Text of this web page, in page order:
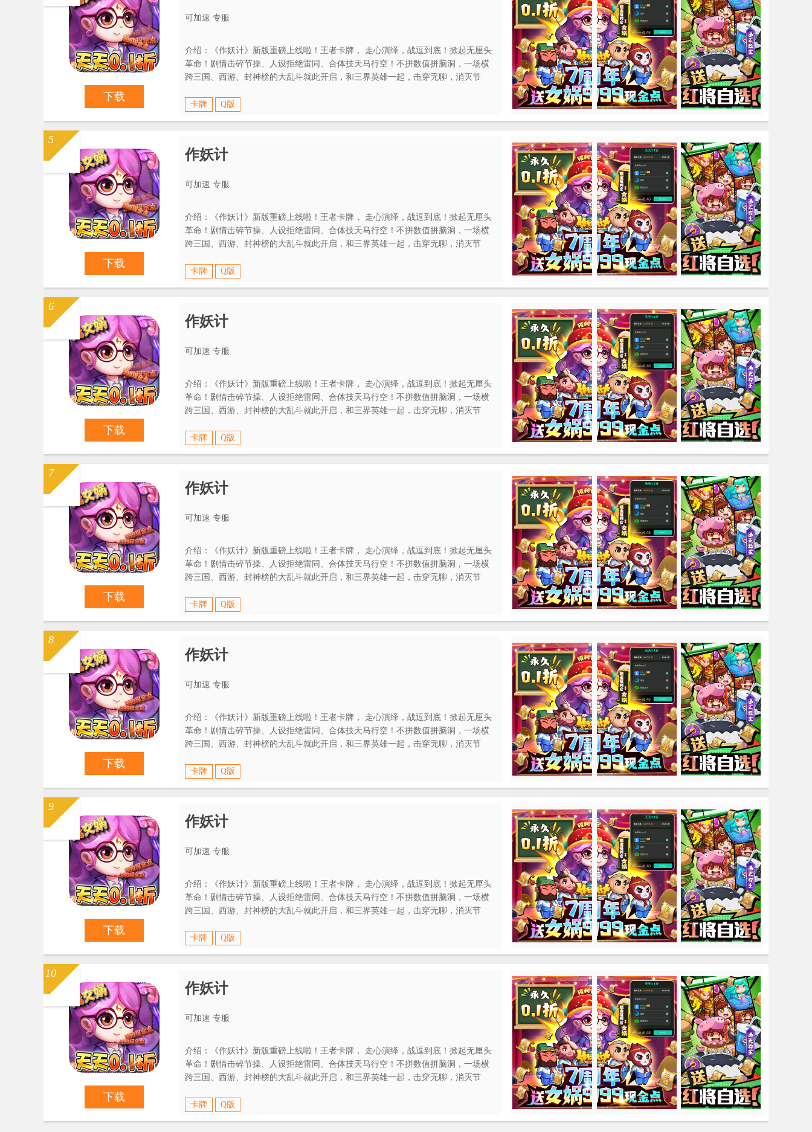
下载
可加速 专服
介绍：《作妖计》新版重磅上线啦！王者卡牌， 走心演绎，战逗到底！掀起无厘头
革命！剧情击碎节操、人设拒绝雷同、合体技天马行空！不拼数值拼脑洞，一场横
跨三国、西游、封神榜的大乱斗就此开启，和三界英雄一起，击穿无聊，消灭节
卡牌
Q版
下载
作妖计
可加速 专服
介绍：《作妖计》新版重磅上线啦！王者卡牌， 走心演绎，战逗到底！掀起无厘头
革命！剧情击碎节操、人设拒绝雷同、合体技天马行空！不拼数值拼脑洞，一场横
跨三国、西游、封神榜的大乱斗就此开启，和三界英雄一起，击穿无聊，消灭节
卡牌
Q版
5
下载
作妖计
可加速 专服
介绍：《作妖计》新版重磅上线啦！王者卡牌， 走心演绎，战逗到底！掀起无厘头
革命！剧情击碎节操、人设拒绝雷同、合体技天马行空！不拼数值拼脑洞，一场横
跨三国、西游、封神榜的大乱斗就此开启，和三界英雄一起，击穿无聊，消灭节
卡牌
Q版
6
下载
作妖计
可加速 专服
介绍：《作妖计》新版重磅上线啦！王者卡牌， 走心演绎，战逗到底！掀起无厘头
革命！剧情击碎节操、人设拒绝雷同、合体技天马行空！不拼数值拼脑洞，一场横
跨三国、西游、封神榜的大乱斗就此开启，和三界英雄一起，击穿无聊，消灭节
卡牌
Q版
7
下载
作妖计
可加速 专服
介绍：《作妖计》新版重磅上线啦！王者卡牌， 走心演绎，战逗到底！掀起无厘头
革命！剧情击碎节操、人设拒绝雷同、合体技天马行空！不拼数值拼脑洞，一场横
跨三国、西游、封神榜的大乱斗就此开启，和三界英雄一起，击穿无聊，消灭节
卡牌
Q版
8
下载
作妖计
可加速 专服
介绍：《作妖计》新版重磅上线啦！王者卡牌， 走心演绎，战逗到底！掀起无厘头
革命！剧情击碎节操、人设拒绝雷同、合体技天马行空！不拼数值拼脑洞，一场横
跨三国、西游、封神榜的大乱斗就此开启，和三界英雄一起，击穿无聊，消灭节
卡牌
Q版
9
下载
作妖计
可加速 专服
介绍：《作妖计》新版重磅上线啦！王者卡牌， 走心演绎，战逗到底！掀起无厘头
革命！剧情击碎节操、人设拒绝雷同、合体技天马行空！不拼数值拼脑洞，一场横
跨三国、西游、封神榜的大乱斗就此开启，和三界英雄一起，击穿无聊，消灭节
卡牌
Q版
10